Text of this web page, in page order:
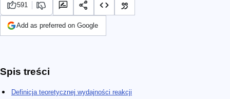
591
Add as preferred on Google
Spis treści
Definicja teoretycznej wydajności reakcji